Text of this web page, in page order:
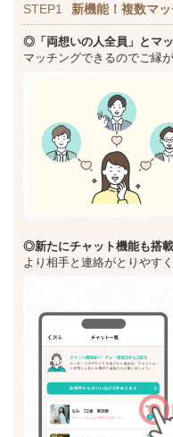
STEP1 新機能！複数マ
◎「両想いの人全員」とマ
マッチングできるのでご縁
◎新たにチャット機能も搭載
より相手と連絡がとりやす